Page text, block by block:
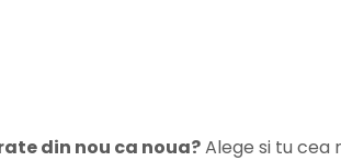
din nou ca noua?Alege si tu cea